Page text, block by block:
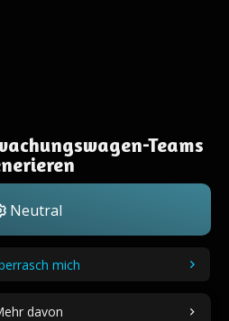
Teams
Neutral
mich
davon